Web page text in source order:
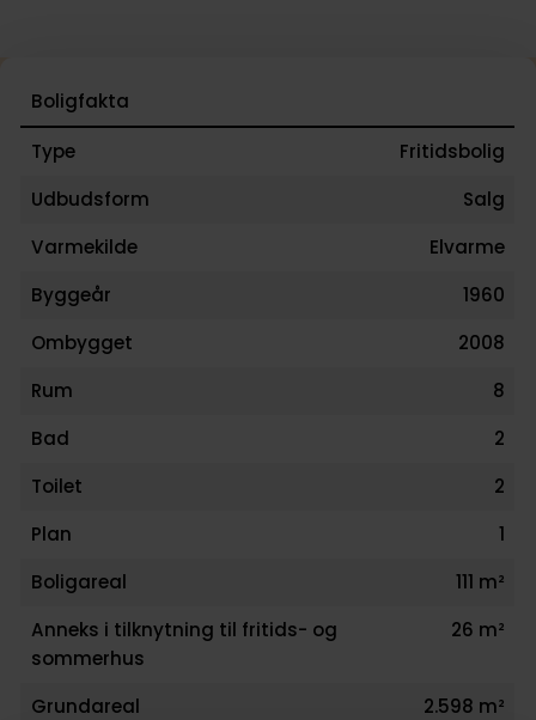
Boligfakta
Type
Fritidsbolig
Udbudsform
Salg
Varmekilde
Elvarme
Byggeår
1960
Ombygget
2008
Rum
8
Bad
2
Toilet
2
Plan
1
Boligareal
111 m²
Anneks i tilknytning til fritids- og
sommerhus
26 m²
Grundareal 2.598 m²